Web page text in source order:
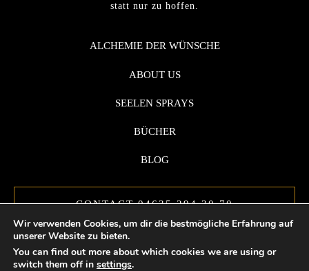
statt nur zu hoffen.
ALCHEMIE DER WÜNSCHE
ABOUT US
SEELEN SPRAYS
BÜCHER
BLOG
CONTACT 04635 294 30 70
Wir verwenden Cookies, um dir die bestmögliche Erfahrung auf
unserer Website zu bieten.
You can find out more about which cookies we are using or
switch them off in settings.